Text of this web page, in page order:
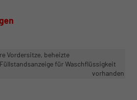
Vordersitze, beheizte
für Waschflüssigkeit
vorhanden